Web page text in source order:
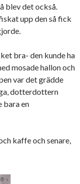
blev det också.
upp den så fick
bra- den kunde ha
mosade hallon och
var det grädde
dotterdottern
bara en
kaffe och senare,